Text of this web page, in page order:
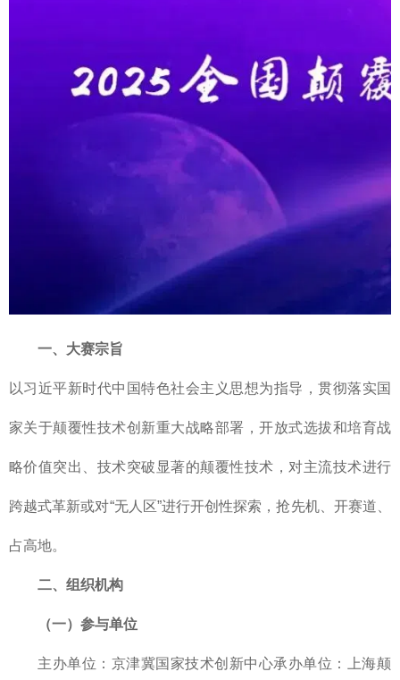
一、大赛宗旨
以习近平新时代中国特色社会主义思想为指导，贯彻落实国
家关于颠覆性技术创新重大战略部署，开放式选拔和培育战
略价值突出、技术突破显著的颠覆性技术，对主流技术进行
跨越式革新或对“无人区”进行开创性探索，抢先机、开赛道、
占高地。
二、组织机构
（一）参与单位
主办单位：京津冀国家技术创新中心承办单位：上海颠